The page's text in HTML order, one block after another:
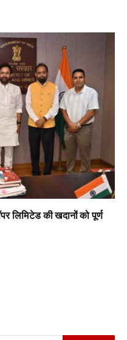
लिमिटेड की खदानों को पूर्ण